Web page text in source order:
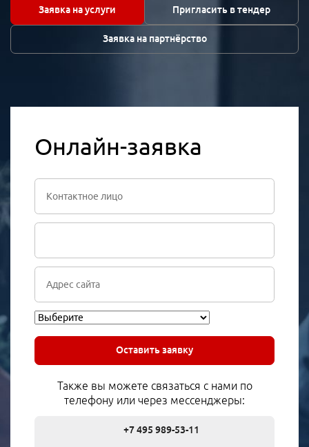
Заявка на услуги Пригласить в тендер
Заявка на партнёрство
Онлайн-заявка
Оставить заявку
Также вы можете связаться с нами по
телефону или через мессенджеры:
+7 495 989-53-11